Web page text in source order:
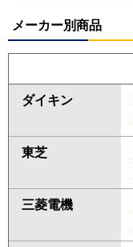
メーカー別商品
ダイキン
東芝
三菱電機